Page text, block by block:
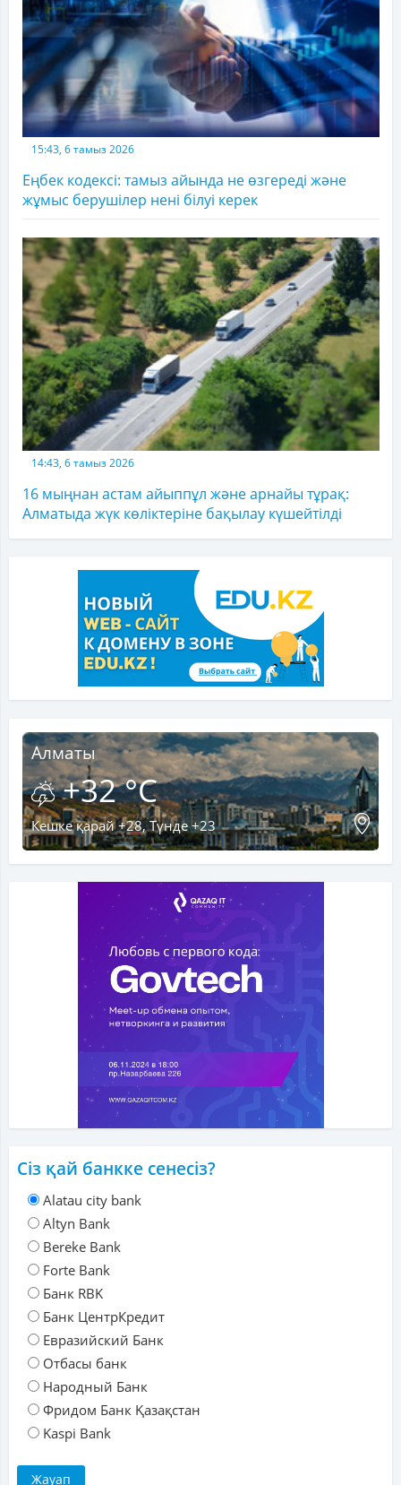
15:43, 6 тамыз 2026
Еңбек кодексі: тамыз айында не өзгереді және
жұмыс берушілер нені білуі керек
14:43, 6 тамыз 2026
16 мыңнан астам айыппұл және арнайы тұрақ:
Алматыда жүк көліктеріне бақылау күшейтілді
Алматы
+32 °C
Кешке қарай +28, Түнде +23
Сіз қай банкке сенесіз?
Alatau city bank
Altyn Bank
Bereke Bank
Forte Bank
Банк RBK
Банк ЦентрКредит
Евразийский Банк
Отбасы банк
Народный Банк
Фридом Банк Қазақстан
Kaspi Bank